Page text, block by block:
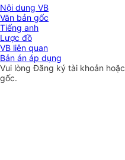
Nội dung VB
Văn bản gốc
Tiếng anh
Lược đồ
VB liên quan
Bản án áp dụng
Vui lòngĐăng ký tài khoản hoặc
gốc.